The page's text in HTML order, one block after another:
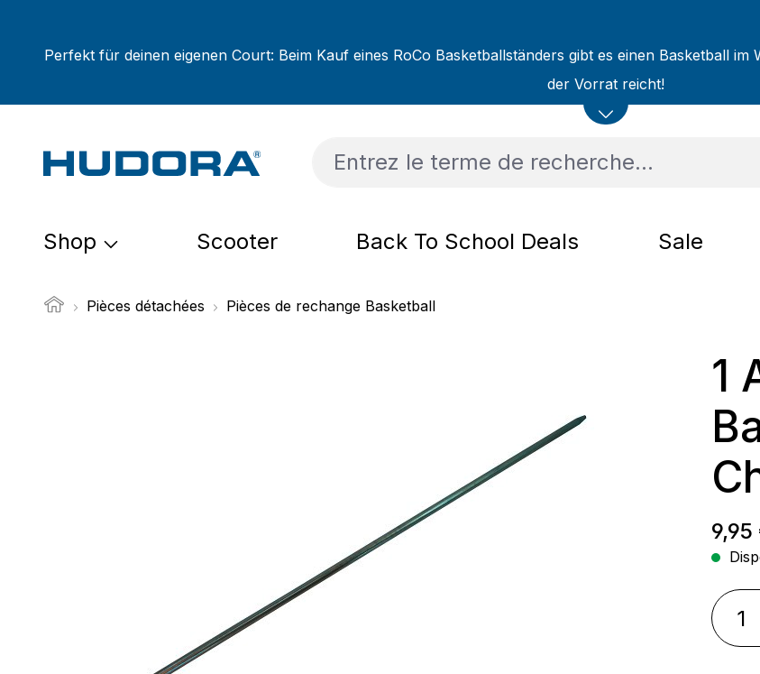
Perfekt für deinen eigenen Court: Beim Kauf eines RoCo Basketballständers gibt es einen Basketball
der Vorrat reicht!
Shop Scooter Back To School Deals Sale
Pièces détachées Pièces de rechange Basketball
1
Prix
9,95